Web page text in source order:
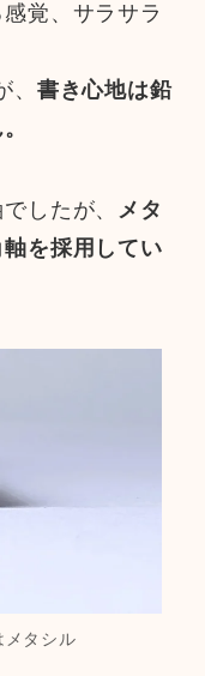
覚、サラサラ
書き心地は鉛
したが、
メタ
を採用してい
メタシル